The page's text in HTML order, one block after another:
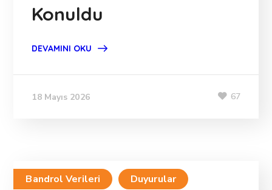
Konuldu
DEVAMINI OKU
18 Mayıs 2026 67
Bandrol Verileri
Duyurular